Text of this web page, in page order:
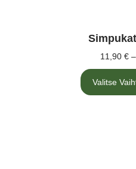
11,90 € –
Valitse